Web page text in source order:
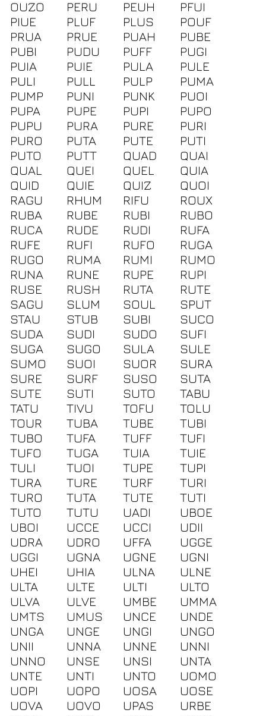
OUZO
PERU PEUH
PFUI
PIUE
PLUF PLUS
POUF
PRUA
PRUE PUAH
PUBE
PUBI
PUDU PUFF
PUGI
PUIA
PUIE PULA
PULE
PULI
PULL PULP
PUMA
PUMP
PUNI PUNK
PUOI
PUPA
PUPE PUPI
PUPO
PUPU
PURA PURE
PURI
PURO
PUTA PUTE
PUTI
PUTO
PUTT QUAD
QUAI
QUAL
QUEI QUEL
QUIA
QUID
QUIE QUIZ
QUOI
RAGU
RHUM RIFU
ROUX
RUBA
RUBE RUBI
RUBO
RUCA
RUDE RUDI
RUFA
RUFE
RUFI RUFO
RUGA
RUGO
RUMA RUMI
RUMO
RUNA
RUNE RUPE
RUPI
RUSE
RUSH RUTA
RUTE
SAGU
SLUM SOUL
SPUT
STAU
STUB SUBI
SUCO
SUDA
SUDI SUDO
SUFI
SUGA
SUGO SULA
SULE
SUMO
SUOI SUOR
SURA
SURE
SURF SUSO
SUTA
SUTE
SUTI SUTO
TABU
TATU
TIVU TOFU
TOLU
TOUR
TUBA TUBE
TUBI
TUBO
TUFA TUFF
TUFI
TUFO
TUGA TUIA
TUIE
TULI
TUOI TUPE
TUPI
TURA
TURE TURF
TURI
TURO
TUTA TUTE
TUTI
TUTO
TUTU UADI
UBOE
UBOI
UCCE UCCI
UDII
UDRA
UDRO UFFA
UGGE
UGGI
UGNA UGNE
UGNI
UHEI
UHIA ULNA
ULNE
ULTA
ULTE ULTI
ULTO
ULVA
ULVE UMBE
UMMA
UMTS
UMUS UNCE
UNDE
UNGA
UNGE UNGI
UNGO
UNII
UNNA UNNE
UNNI
UNNO
UNSE UNSI
UNTA
UNTE
UNTI UNTO
UOMO
UOPI
UOPO UOSA
UOSE
UOVA
UOVO UPAS
URBE